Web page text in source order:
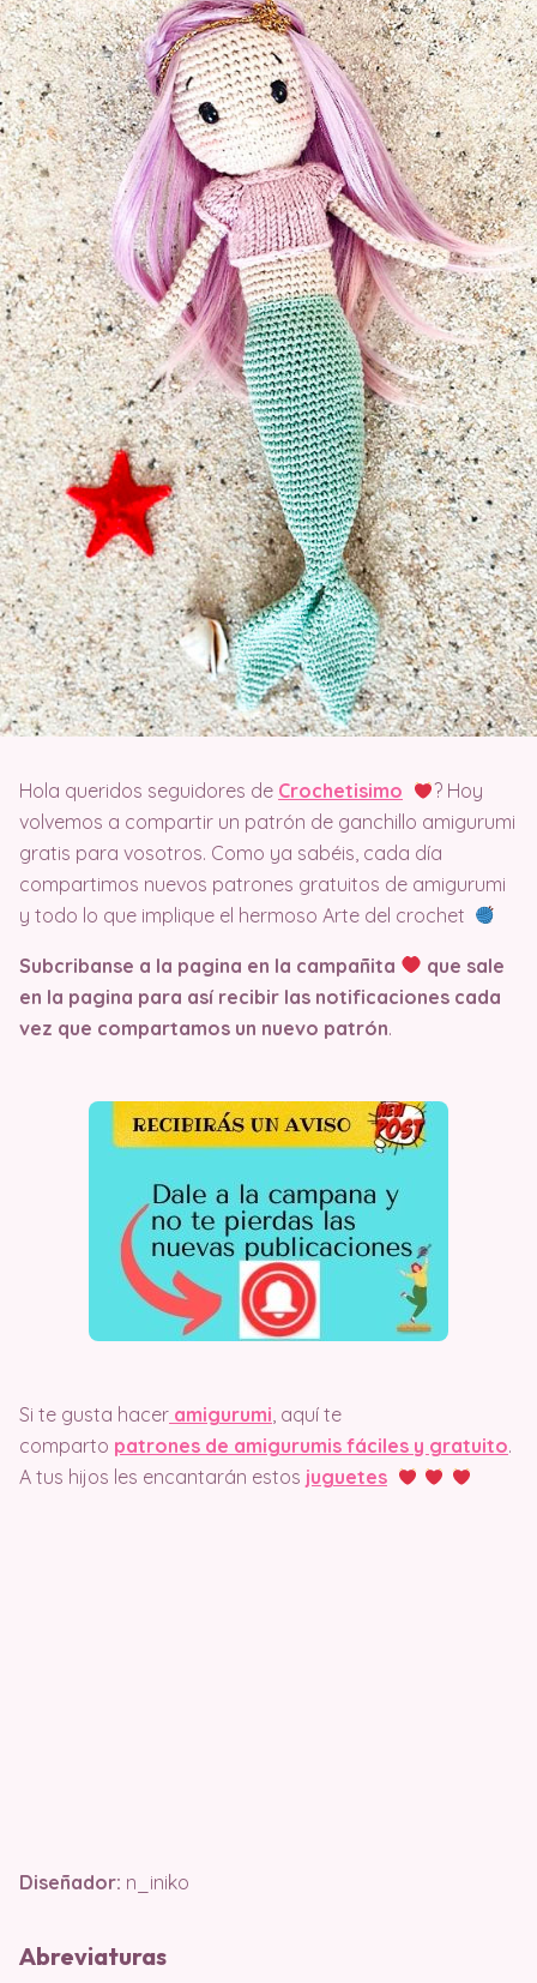
Hola queridos seguidores de Crochetisimo
? Hoy
volvemos a compartir un patrón de ganchillo amigurumi
gratis para vosotros. Como ya sabéis, cada día
compartimos nuevos patrones gratuitos de amigurumi
y todo lo que implique el hermoso Arte del crochet
Subcribanse a la pagina en la campañita
que sale
en la pagina para así recibir las notificaciones cada
vez que compartamos un nuevo patrón.
Si te gusta hacer amigurumi , aquí te
comparto patrones de amigurumis fáciles y gratuito.
A tus hijos les encantarán estos juguetes
Diseñador: n_iniko
Abreviaturas